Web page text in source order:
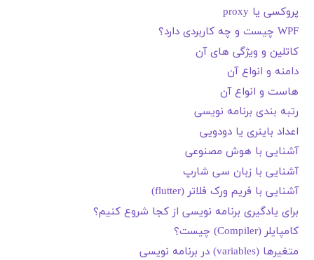
پروکسی یا proxy
WPF چیست و چه کاربردی دارد؟
کاتلین و ویژگی های آن
دامنه و انواع آن
هاست و انواع آن
رتبه بندی برنامه نویسی
اعداد باینری یا دودویی
آشنایی با هوش مصنوعی
آشنایی با زبان سی شارپ
آشنایی با فریم ورک فلاتر (flutter)
برای یادگیری برنامه نویسی از کجا شروع کنیم؟
کامپایلر (Compiler) چیست؟
متغیرها (variables) در برنامه نویسی